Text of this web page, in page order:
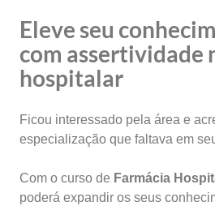
Eleve seu
com assertividade
hospitalar
Ficou interessado pela área e
especialização que faltava em
Com o curso de Farmácia
poderá expandir os seus